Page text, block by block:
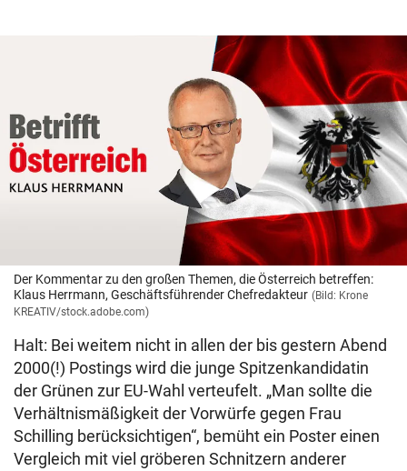
Der Kommentar zu den großen Themen, die Österreich betreffen:
Klaus Herrmann, Geschäftsführender Chefredakteur (Bild: Krone
KREATIV/stock.adobe.com)
Halt: Bei weitem nicht in allen der bis gestern Abend
2000(!) Postings wird die junge Spitzenkandidatin
der Grünen zur EU-Wahl verteufelt. „Man sollte die
Verhältnismäßigkeit der Vorwürfe gegen Frau
Schilling berücksichtigen“, bemüht ein Poster einen
Vergleich mit viel gröberen Schnitzern anderer